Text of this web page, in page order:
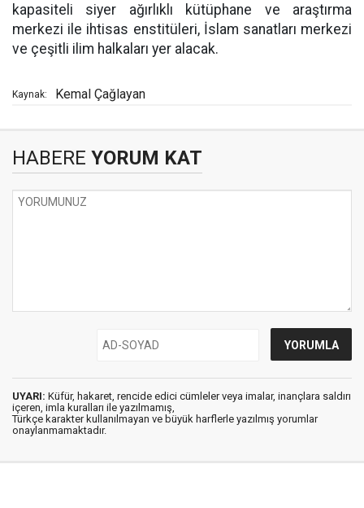
kapasiteli siyer ağırlıklı kütüphane ve araştırma
merkezi ile ihtisas enstitüleri, İslam sanatları merkezi
ve çeşitli ilim halkaları yer alacak.
Kaynak: Kemal Çağlayan
HABERE YORUM KAT
UYARI: Küfür, hakaret, rencide edici cümleler veya imalar, inançlara saldırı
içeren, imla kuralları ile yazılmamış,
Türkçe karakter kullanılmayan ve büyük harflerle yazılmış yorumlar
onaylanmamaktadır.